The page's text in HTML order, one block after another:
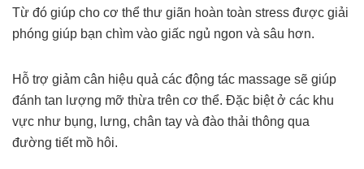
Từ đó giúp cho cơ thể thư giãn hoàn toàn stress được giải
phóng giúp bạn chìm vào giấc ngủ ngon và sâu hơn.
Hỗ trợ giảm cân hiệu quả các động tác massage sẽ giúp
đánh tan lượng mỡ thừa trên cơ thể. Đặc biệt ở các khu
vực như bụng, lưng, chân tay và đào thải thông qua
đường tiết mồ hôi.